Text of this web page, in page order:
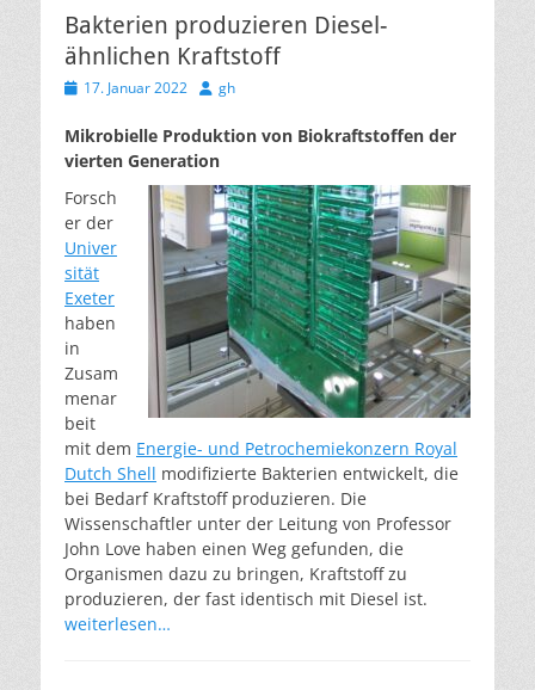
Bakterien produzieren Diesel-
ähnlichen Kraftstoff
Veröffentlicht
17. Januar 2022 Autor
gh
Mikrobielle Produktion von Biokraftstoffen der
vierten Generation
Forsch
er der
Univer
sität
Exeter
haben
in
Zusam
menar
beit
mit dem Energie- und Petrochemiekonzern Royal
Dutch Shell modifizierte Bakterien entwickelt, die
bei Bedarf Kraftstoff produzieren. Die
Wissenschaftler unter der Leitung von Professor
John Love haben einen Weg gefunden, die
Organismen dazu zu bringen, Kraftstoff zu
produzieren, der fast identisch mit Diesel ist.
weiterlesen…